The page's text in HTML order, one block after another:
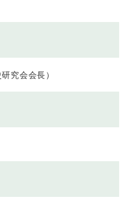
究会会長）